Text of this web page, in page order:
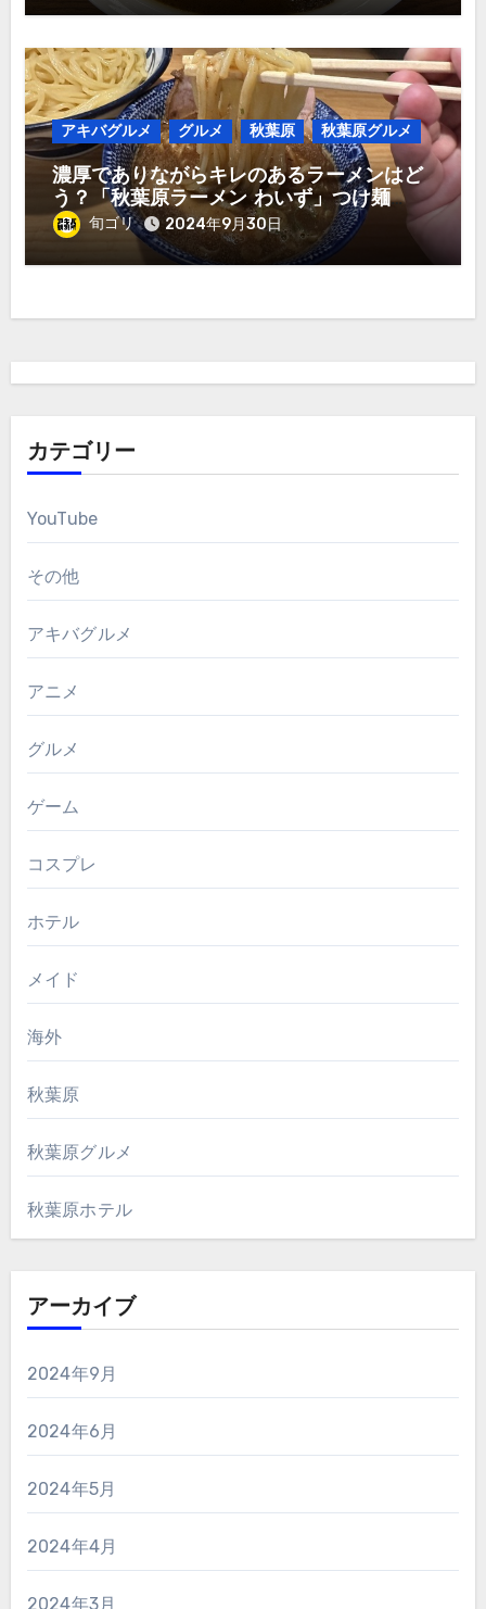
アキバグルメ グルメ 秋葉原 秋葉原グルメ
濃厚でありながらキレのあるラーメンはど
う？「秋葉原ラーメン わいず」つけ麺
1,000円！
旬ゴリ 2024年9月30日
カテゴリー
YouTube
その他
アキバグルメ
アニメ
グルメ
ゲーム
コスプレ
ホテル
メイド
海外
秋葉原
秋葉原グルメ
秋葉原ホテル
アーカイブ
2024年9月
2024年6月
2024年5月
2024年4月
2024年3月